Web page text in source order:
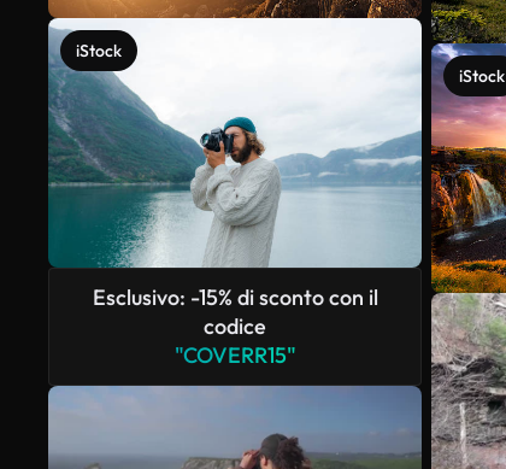
iStock
Esclusivo: -15% di sconto con il
codice
"COVERR15"
iStock